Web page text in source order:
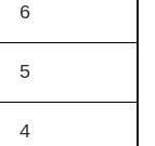
6
5
4